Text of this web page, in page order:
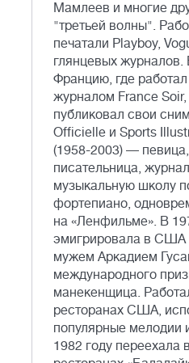
Мамлеев и многие
"третьей волны".
печатали Playboy,
глянцевых журналов.
Францию, где работал
журналом France
публиковал свои
Officielle и Sports
(1958-2003) —
писательница,
музыкальную школу
фортепиано,
на «Ленфильме». В
эмигрировала в США
мужем Аркадием
международного
манекенщица.
ресторанах США,
популярные мелодии
1982 году переехала